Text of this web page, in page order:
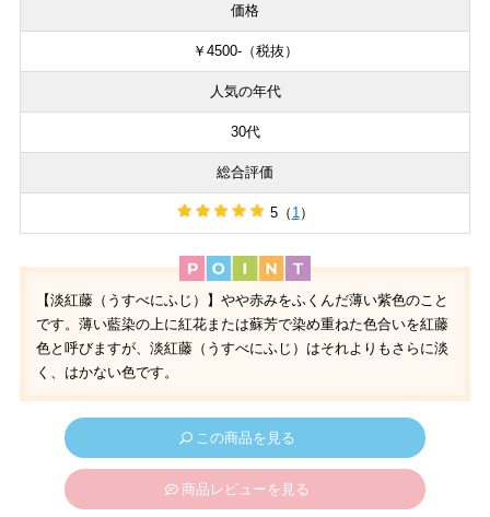
価格
￥4500-（税抜）
人気の年代
30代
総合評価
5（ 1 ）
【淡紅藤（うすべにふじ）】やや赤みをふくんだ薄い紫色のこと
です。薄い藍染の上に紅花または蘇芳で染め重ねた色合いを紅藤
色と呼びますが、淡紅藤（うすべにふじ）はそれよりもさらに淡
く、はかない色です。
この商品を見る
商品レビューを見る